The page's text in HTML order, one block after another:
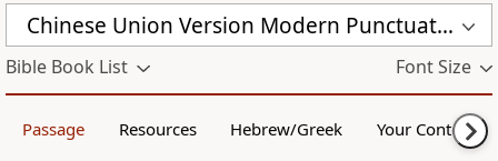
Chinese Union Version Modern Punctuation (Traditional) (CUVMPT)
Bible Book List Font Size
Passage Resources Hebrew/Greek Your Content